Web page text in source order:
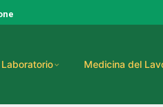
Laboratorio Medicina del